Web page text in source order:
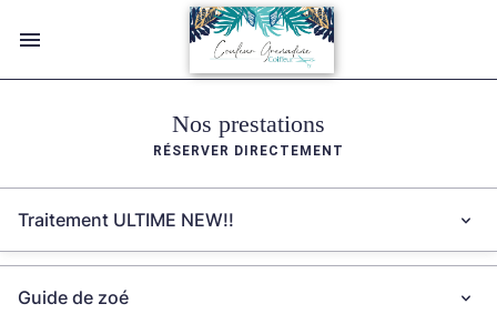
Nos prestations
RÉSERVER DIRECTEMENT
Traitement ULTIME NEW!!
Guide de zoé